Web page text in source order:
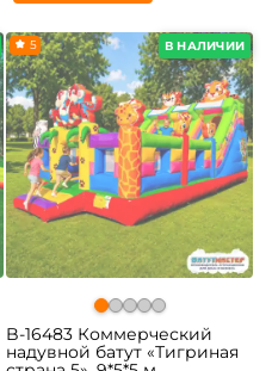
В НАЛИЧИИ
5
B-16483 Коммерческий
надувной батут «Тигриная